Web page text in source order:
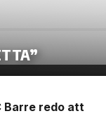
Barre redo att